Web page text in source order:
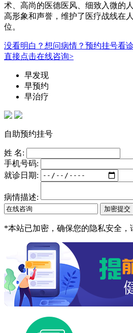
术、高尚的医德医风、细致入微的
高形象和声誉，维护了医疗战线在
位。
没看明白？想问病情？预约挂号看
直接点击在线咨询>
早发现
早预约
早治疗
自助预约挂号
姓 名:
手机号码:
就诊日期:
病情描述:
*本站已加密，确保您的隐私安全，